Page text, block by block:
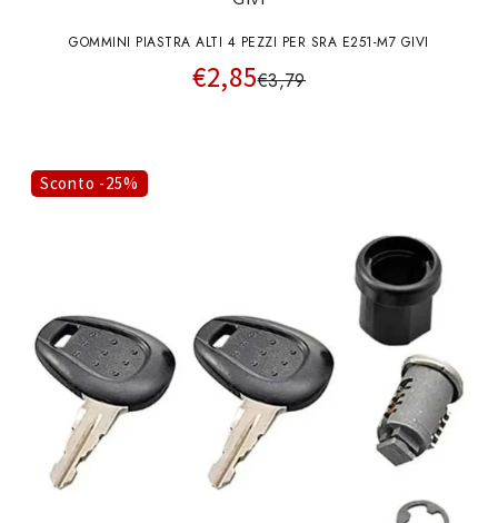
GOMMINI PIASTRA ALTI 4 PEZZI PER SRA E251-M7 GIVI
€2,85€3,79
Sconto -25%